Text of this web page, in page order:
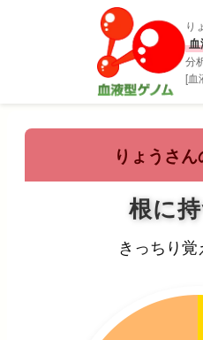
り
分
[血
りょうさ
根に
きっちり覚